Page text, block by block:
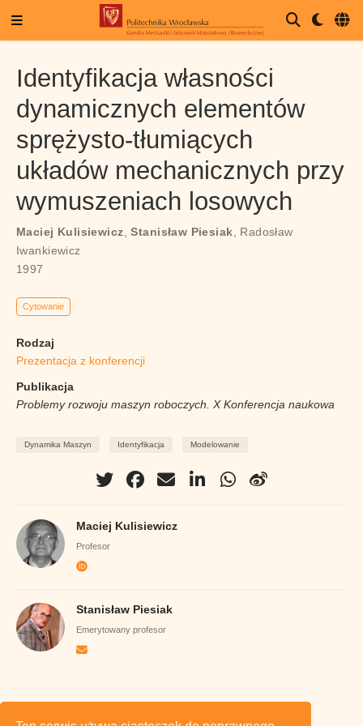
Identyfikacja własności
dynamicznych elementów
sprężysto-tłumiących
układów mechanicznych przy
wymuszeniach losowych
Maciej Kulisiewicz ,Stanisław Piesiak
Radosław
Iwankiewicz
1997
Cytowanie
Rodzaj
Prezentacja z konferencji
Publikacja
Problemy rozwoju maszyn roboczych. X Konferencja naukowa
Dynamika Maszyn Identyfikacja Modelowanie
Maciej Kulisiewicz
Profesor
Stanisław Piesiak
Emerytowany profesor